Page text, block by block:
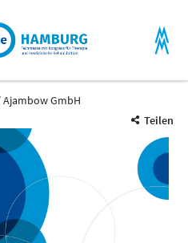
Ajambow GmbH
Teilen